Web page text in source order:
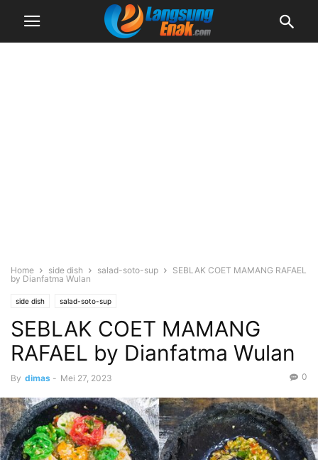
Home side dish salad-soto-sup
SEBLAK COET MAMANG RAFAEL
by Dianfatma Wulan
side dish salad-soto-sup
SEBLAK COET MAMANG
RAFAEL by Dianfatma Wulan
By dimas - Mei 27, 2023 0